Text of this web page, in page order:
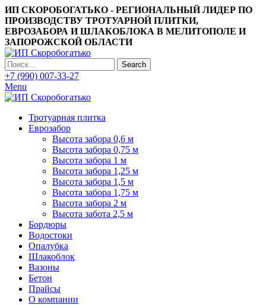
ИП СКОРОБОГАТЬКО - РЕГИОНАЛЬНЫЙ ЛИДЕР ПО
ПРОИЗВОДСТВУ ТРОТУАРНОЙ ПЛИТКИ,
ЕВРОЗАБОРА И ШЛАКОБЛОКА В МЕЛИТОПОЛЕ И
ЗАПОРОЖСКОЙ ОБЛАСТИ
Search
+7 (990) 007-33-27
Menu
Тротуарная плитка
Еврозабор
Высота забора 0,6 м
Высота забора 0,75 м
Высота забора 1 м
Высота забора 1,25 м
Высота забора 1,5 м
Высота забора 1,75 м
Высота забора 2 м
Высота забота 2,5 м
Бордюры
Водостоки
Опалубка
Шлакоблок
Вазоны
Бетон
Прайсы
О компании